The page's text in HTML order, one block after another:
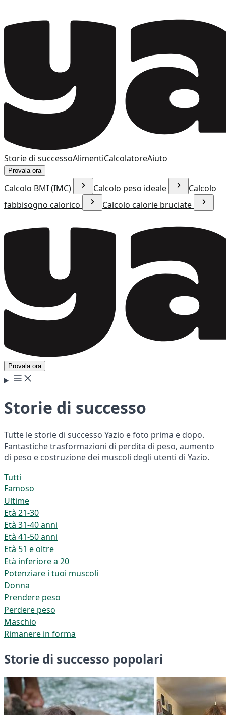
Storie di successoAlimentiCalcolatoreAiuto
Provala ora
Calcolo BMI (IMC) Calcolo peso ideale
Calcolo
fabbisogno calorico
Calcolo calorie bruciate
Provala ora
Storie di successo
Tutte le storie di successo Yazio e foto prima e dopo.
Fantastiche trasformazioni di perdita di peso, aumento
di peso e costruzione dei muscoli degli utenti di Yazio.
Tutti
Famoso
Ultime
Età 21-30
Età 31-40 anni
Età 41-50 anni
Età 51 e oltre
Età inferiore a 20
Potenziare i tuoi muscoli
Donna
Prendere peso
Perdere peso
Maschio
Rimanere in forma
Storie di successo popolari